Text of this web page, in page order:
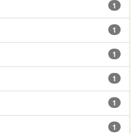
1
1
1
1
1
1